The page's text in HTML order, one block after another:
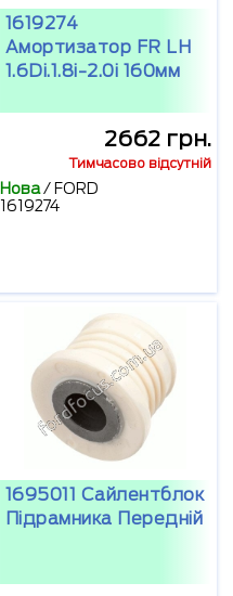
1619274
Амортизатор FR LH
1.6Di.1.8i-2.0i 160мм
2662 грн.
Тимчасово відсутній
Нова/ FORD
1619274
1695011 Сайлентблок
Підрамника Передній